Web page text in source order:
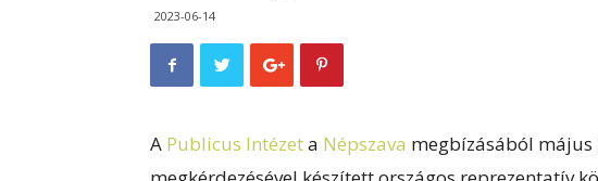
2023-06-14
A Publicus Intézeta Népszava megbízásából május